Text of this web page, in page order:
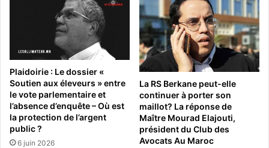
Plaidoirie : Le dossier «
Soutien aux éleveurs » entre
le vote parlementaire et
l’absence d’enquête – Où est
la protection de l’argent
public ?
6 juin 2026
La RS Berkane peut-elle
continuer à porter son
maillot? La réponse de
Maître Mourad Elajouti,
président du Club des
Avocats Au Maroc